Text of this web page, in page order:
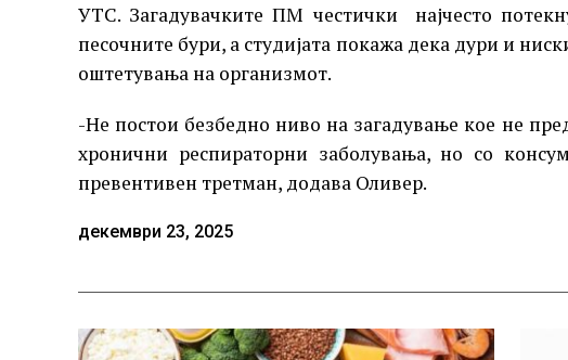
УТС. Загадувачките ПМ честички најчесто
песочните бури, а студијата покажа дека дури и
оштетувања на организмот.
-Не постои безбедно ниво на загадување кое не
хронични респираторни заболувања, но со
превентивен третман, додава Оливер.
декември 23, 2025